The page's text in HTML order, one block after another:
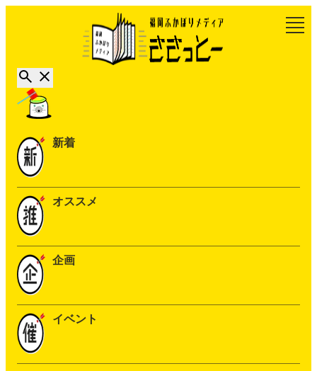
新着
オススメ
企画
イベント